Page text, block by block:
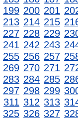
199 200 201
213 214 215
227 228 229
241 242 243
255 256 257
269 270 271
283 284 285
297 298 299
311 312 313
325 326 327